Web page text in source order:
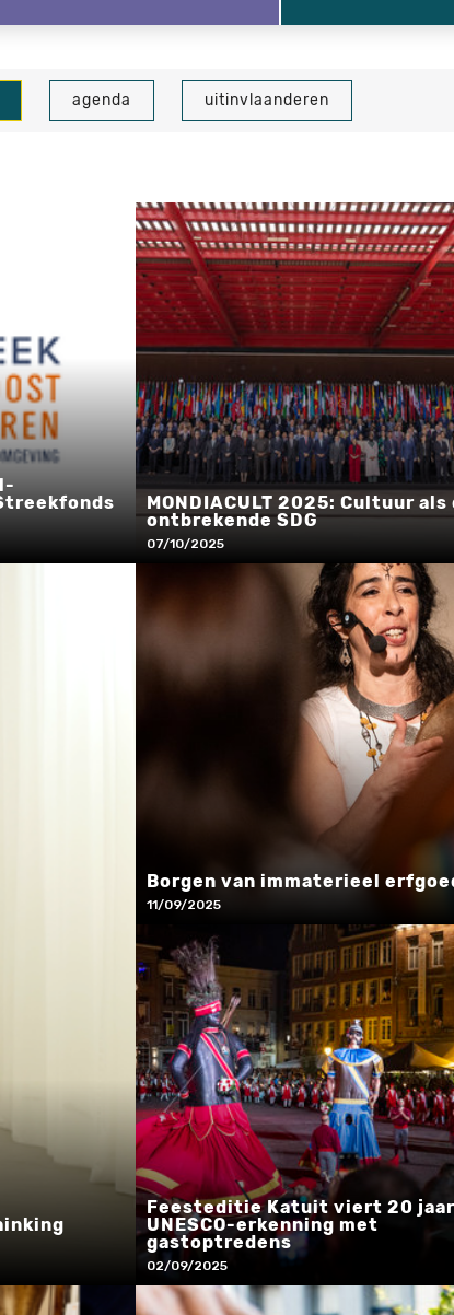
agenda uitinvlaanderen
MONDIACULT 2025: Cultuur als
ontbrekende SDG
07/10/2025
Borgen van immaterieel
11/09/2025
Feesteditie Katuit viert 20 jaar
UNESCO-erkenning met
gastoptredens
02/09/2025